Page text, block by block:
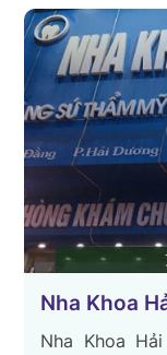
Nha Khoa
Nha Khoa